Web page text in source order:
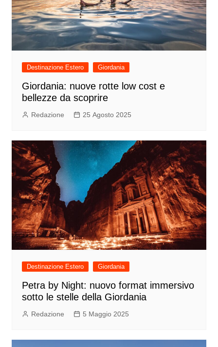
Destinazione Estero Giordania
Giordania: nuove rotte low cost e
bellezze da scoprire
Redazione 25 Agosto 2025
Destinazione Estero Giordania
Petra by Night: nuovo format immersivo
sotto le stelle della Giordania
Redazione 5 Maggio 2025